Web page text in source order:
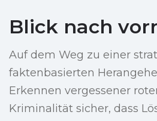
Blick nach
Auf dem Weg zu einer
faktenbasierten
Erkennen vergessener
Kriminalität sicher, dass